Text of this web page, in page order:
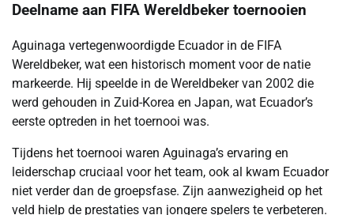
Deelname aan FIFA Wereldbeker toernooien
Aguinaga vertegenwoordigde Ecuador in de FIFA
Wereldbeker, wat een historisch moment voor de natie
markeerde. Hij speelde in de Wereldbeker van 2002 die
werd gehouden in Zuid-Korea en Japan, wat Ecuador’s
eerste optreden in het toernooi was.
Tijdens het toernooi waren Aguinaga’s ervaring en
leiderschap cruciaal voor het team, ook al kwam Ecuador
niet verder dan de groepsfase. Zijn aanwezigheid op het
veld hielp de prestaties van jongere spelers te verbeteren.